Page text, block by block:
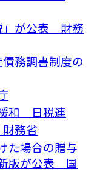
」が公表 財務
務調書制度の
和 日税連
務省
た場合の贈与
版が公表 国